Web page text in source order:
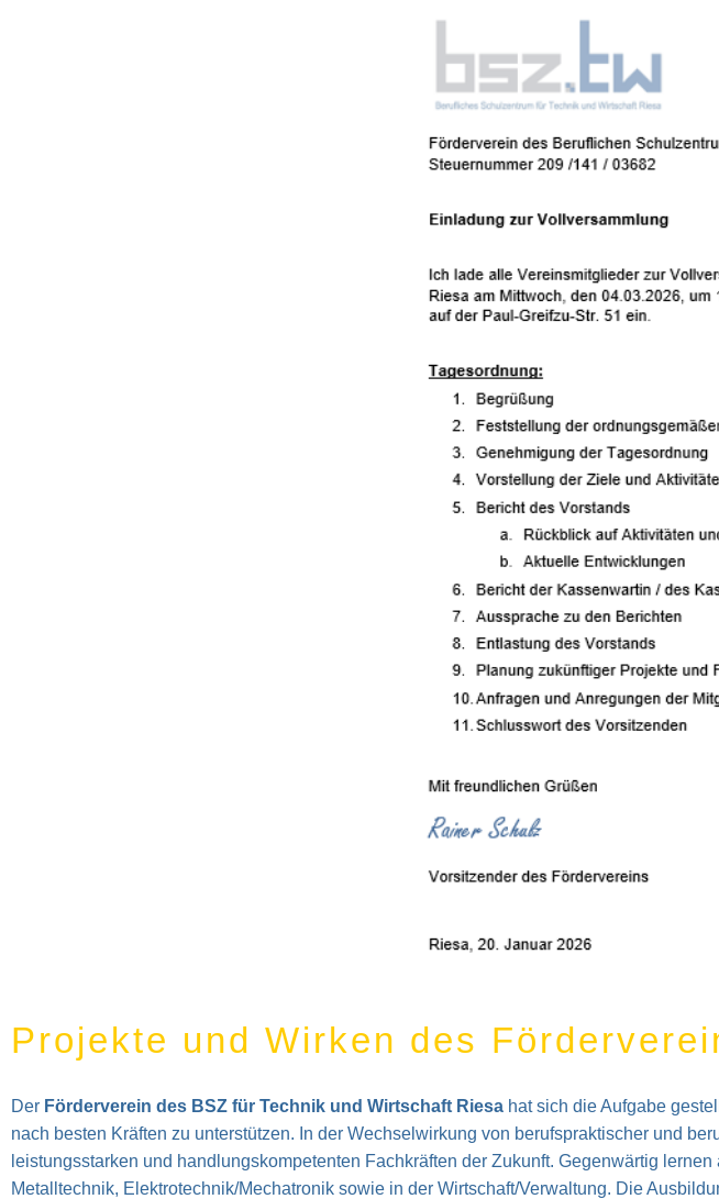
Projekte und Wirken des
Der Förderverein des BSZ für Technik und Wirtschaft Riesa hat sich die Aufgabe
nach besten Kräften zu unterstützen. In der Wechselwirkung von berufspraktischer und
leistungsstarken und handlungskompetenten Fachkräften der Zukunft. Gegenwärtig
Metalltechnik, Elektrotechnik/Mechatronik sowie in der Wirtschaft/Verwaltung. Die